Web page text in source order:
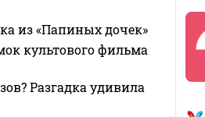
из «Папиных дочек»
культового фильма
Разгадка удивила